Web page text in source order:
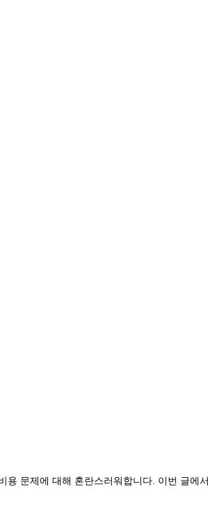
문제에 대해 혼란스러워합니다. 이번 글에